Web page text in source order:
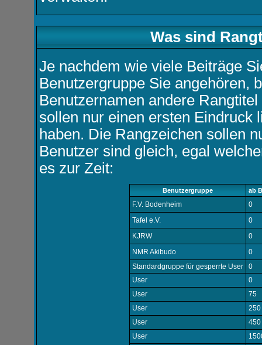
Was sind
Je nachdem wie viele Beiträge
Benutzergruppe Sie angehören,
Benutzernamen andere
sollen nur einen ersten Eindruck
haben. Die Rangzeichen sollen
Benutzer sind gleich, egal
es zur Zeit:
Benutzergruppe ab
F.V. Bodenheim
0
Tafel e.V.
0
KJRW
0
NMR Akibudo
0
Standardgruppe für gesperrte User
0
User
0
User
75
User
250
User
450
User